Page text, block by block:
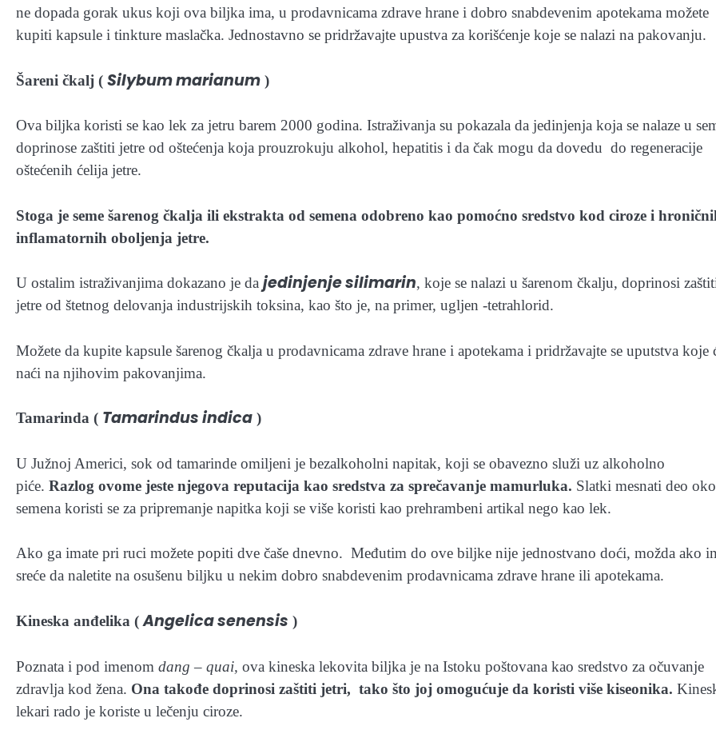
ne dopada gorak ukus koji ova biljka ima, u prodavnicama zdrave hrane i dobro snabdevenim apotekama možete
kupiti kapsule i tinkture maslačka. Jednostavno se pridržavajte upustva za korišćenje koje se nalazi na pakovanju.
Šareni čkalj ( Silybum marianum )
Ova biljka koristi se kao lek za jetru barem 2000 godina. Istraživanja su pokazala da jedinjenja koja se nalaze u
doprinose zaštiti jetre od oštećenja koja prouzrokuju alkohol, hepatitis i da čak mogu da dovedu do regeneracije
oštećenih ćelija jetre.
Stoga je seme šarenog čkalja ili ekstrakta od semena odobreno kao pomoćno sredstvo kod ciroze i
inflamatornih oboljenja jetre.
U ostalim istraživanjima dokazano je da jedinjenje silimarin, koje se nalazi u šarenom čkalju, doprinosi
jetre od štetnog delovanja industrijskih toksina, kao što je, na primer, ugljen -tetrahlorid.
Možete da kupite kapsule šarenog čkalja u prodavnicama zdrave hrane i apotekama i pridržavajte se uputstva koje
naći na njihovim pakovanjima.
Tamarinda ( Tamarindus indica )
U Južnoj Americi, sok od tamarinde omiljeni je bezalkoholni napitak, koji se obavezno služi uz alkoholno
piće. Razlog ovome jeste njegova reputacija kao sredstva za sprečavanje mamurluka. Slatki mesnati deo oko
semena koristi se za pripremanje napitka koji se više koristi kao prehrambeni artikal nego kao lek.
Ako ga imate pri ruci možete popiti dve čaše dnevno. Međutim do ove biljke nije jednostvano doći, možda ako
sreće da naletite na osušenu biljku u nekim dobro snabdevenim prodavnicama zdrave hrane ili apotekama.
Kineska anđelika ( Angelica senensis )
Poznata i pod imenom dang – quai, ova kineska lekovita biljka je na Istoku poštovana kao sredstvo za očuvanje
zdravlja kod žena. Ona takođe doprinosi zaštiti jetri, tako što joj omogućuje da koristi više kiseonika.
lekari rado je koriste u lečenju ciroze.